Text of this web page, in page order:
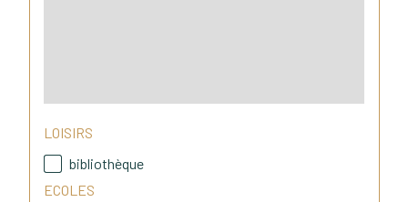
LOISIRS
bibliothèque
ECOLES